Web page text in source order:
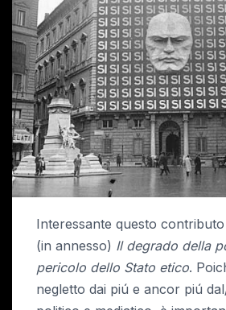
Interessante questo
(in annesso) Il degrado della
pericolo dello Stato etico.
negletto dai piú e ancor piú